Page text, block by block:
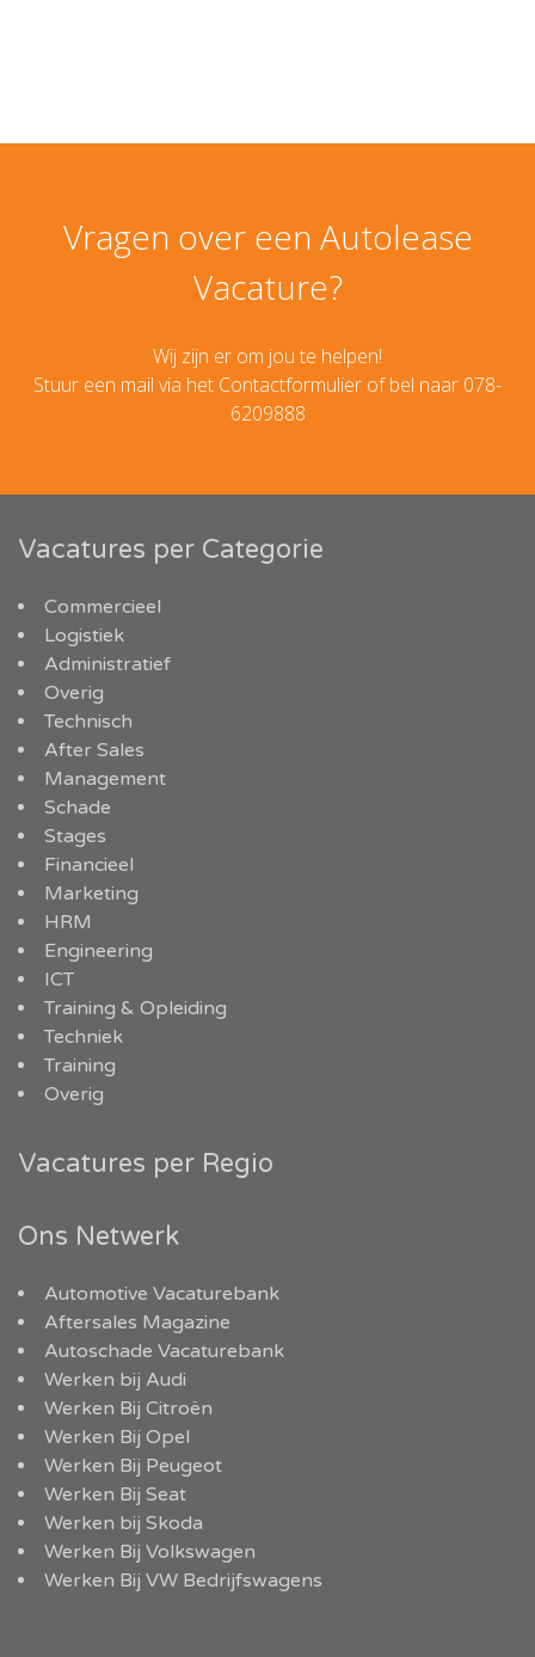
Vragen over een Autolease
Vacature?
Wij zijn er om jou te helpen!
Stuur een mail via het Contactformulier of bel naar 078-
6209888
Vacatures per Categorie
Commercieel
Logistiek
Administratief
Overig
Technisch
After Sales
Management
Schade
Stages
Financieel
Marketing
HRM
Engineering
ICT
Training & Opleiding
Techniek
Training
Overig
Vacatures per Regio
Ons Netwerk
Automotive Vacaturebank
Aftersales Magazine
Autoschade Vacaturebank
Werken bij Audi
Werken Bij Citroën
Werken Bij Opel
Werken Bij Peugeot
Werken Bij Seat
Werken bij Skoda
Werken Bij Volkswagen
Werken Bij VW Bedrijfswagens